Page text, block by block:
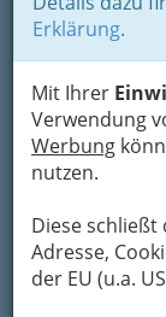
Erklärung.
Mit Ihrer
Verwendung
Werbung
nutzen.
Diese schließt
Adresse,
der EU (u.a.
Sporgasse 7 /
+43 316
+43 316